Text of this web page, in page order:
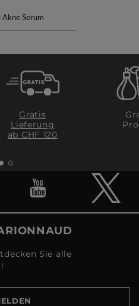
Serum
Gratis
Lieferung
ab CHF 120
Sie alle